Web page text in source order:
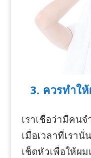
3. ควรทำใ
เราเชื่อว่ามีคน
เมื่อเวลาที่เรานั่
เช็ดหัวเพื่อให้ผ